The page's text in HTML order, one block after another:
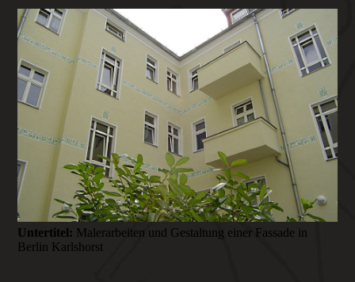
Untertitel: Malerarbeiten und Gestaltung einer Fassade in
Berlin Karlshorst